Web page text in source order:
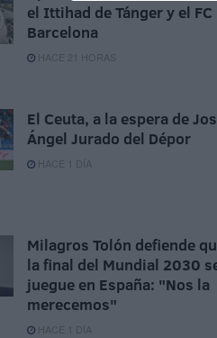
el Ittihad de Tánger y el FC
Barcelona
HACE 21 HORAS
El Ceuta, a la espera de
Ángel Jurado del Dépor
HACE 1 DÍA
Milagros Tolón defiende
la final del Mundial 2030
juegue en España: "Nos la
merecemos"
HACE 1 DÍA